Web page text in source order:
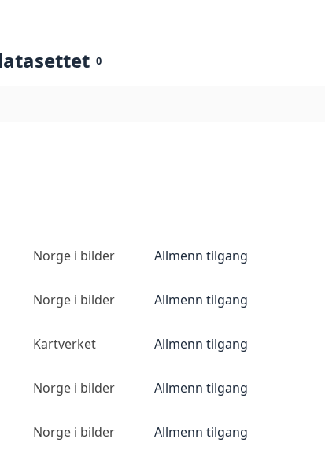
0
Norge i bilder Allmenn tilgang
Norge i bilder Allmenn tilgang
Kartverket Allmenn tilgang
Norge i bilder Allmenn tilgang
Norge i bilder Allmenn tilgang